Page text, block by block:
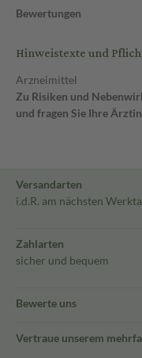
Bewertungen
Hinweistexte und
Arzneimittel
Zu Risiken und
und fragen Sie Ihre
Versandarten
i.d.R. am nächsten
Zahlarten
sicher und bequem
Bewerte uns
Vertraue unserem